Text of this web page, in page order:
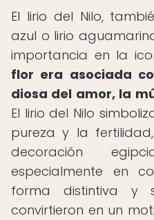
El lirio del Nilo,
azul o lirio
importancia en la
flor era asociada
diosa del amor, la
El lirio del Nilo
pureza y la
decoración
especialmente en
forma distintiva y
convirtieron en un